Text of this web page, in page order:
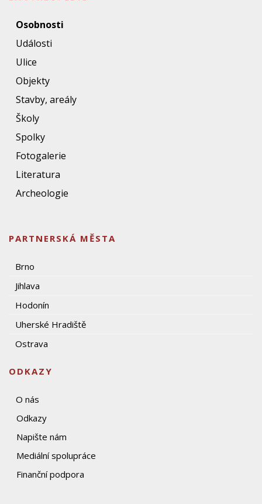
Osobnosti
Události
Ulice
Objekty
Stavby, areály
Školy
Spolky
Fotogalerie
Literatura
Archeologie
PARTNERSKÁ MĚSTA
Brno
Jihlava
Hodonín
Uherské Hradiště
Ostrava
ODKAZY
O nás
Odkazy
Napište nám
Mediální spolupráce
Finanční podpora